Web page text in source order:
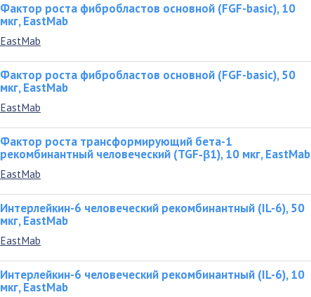
Фактор роста фибробластов основной (FGF-basic), 10
мкг, EastMab
EastMab
Фактор роста фибробластов основной (FGF-basic), 50
мкг, EastMab
EastMab
Фактор роста трансформирующий бета-1
рекомбинантный человеческий (TGF‑β1), 10 мкг, EastMab
EastMab
Интерлейкин-6 человеческий рекомбинантный (IL-6), 50
мкг, EastMab
EastMab
Интерлейкин-6 человеческий рекомбинантный (IL-6), 10
мкг, EastMab